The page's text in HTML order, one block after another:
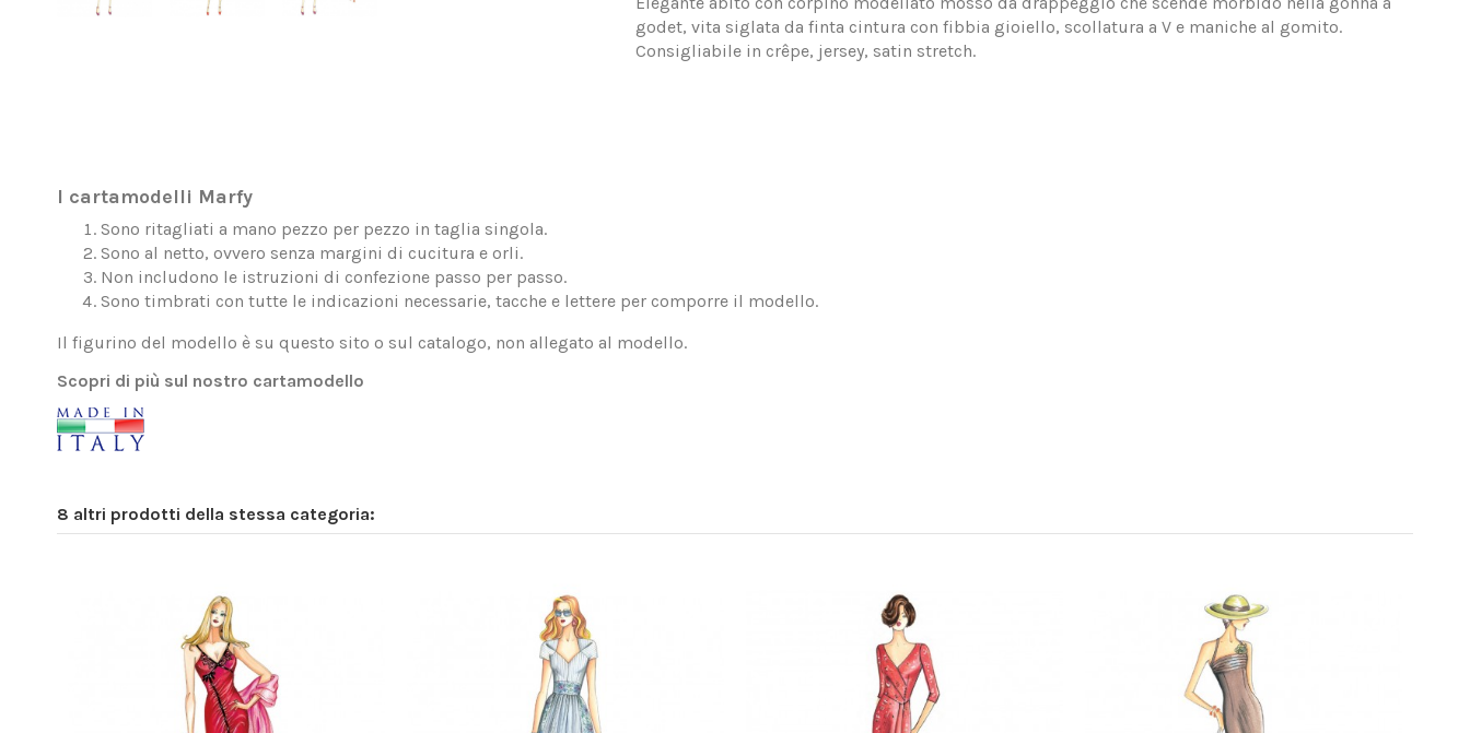
godet, vita siglata da finta cintura con fibbia gioiello, scollatura a V e maniche al gomito.
Consigliabile in crêpe, jersey, satin stretch.
I cartamodelli Marfy
Sono ritagliati a mano pezzo per pezzo in taglia singola.
Sono al netto, ovvero senza margini di cucitura e orli.
Non includono le istruzioni di confezione passo per passo.
Sono timbrati con tutte le indicazioni necessarie, tacche e lettere per comporre il modello.
Il figurino del modello è su questo sito o sul catalogo, non allegato al modello.
Scopri di più sul nostro cartamodello
8 altri prodotti della stessa categoria: